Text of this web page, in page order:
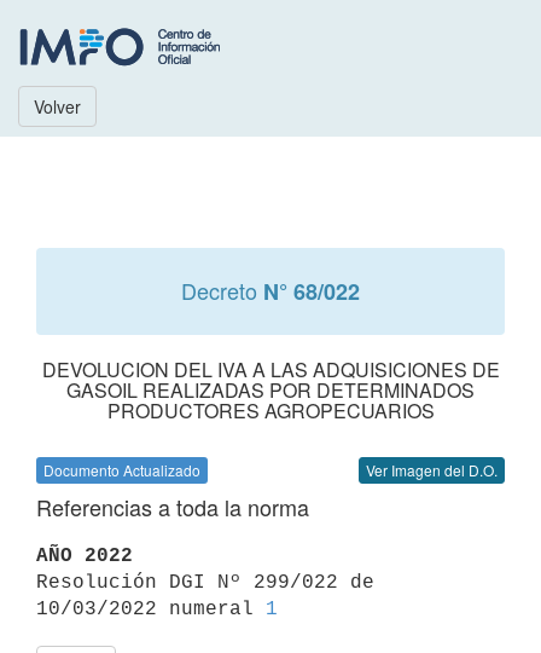
Volver
Decreto N° 68/022
DEVOLUCION DEL IVA A LAS ADQUISICIONES DE
GASOIL REALIZADAS POR DETERMINADOS
PRODUCTORES AGROPECUARIOS
Documento Actualizado Ver Imagen del D.O.
Referencias a toda la norma
AÑO 2022
Resolución DGI Nº 299/022 de
10/03/2022 numeral 1